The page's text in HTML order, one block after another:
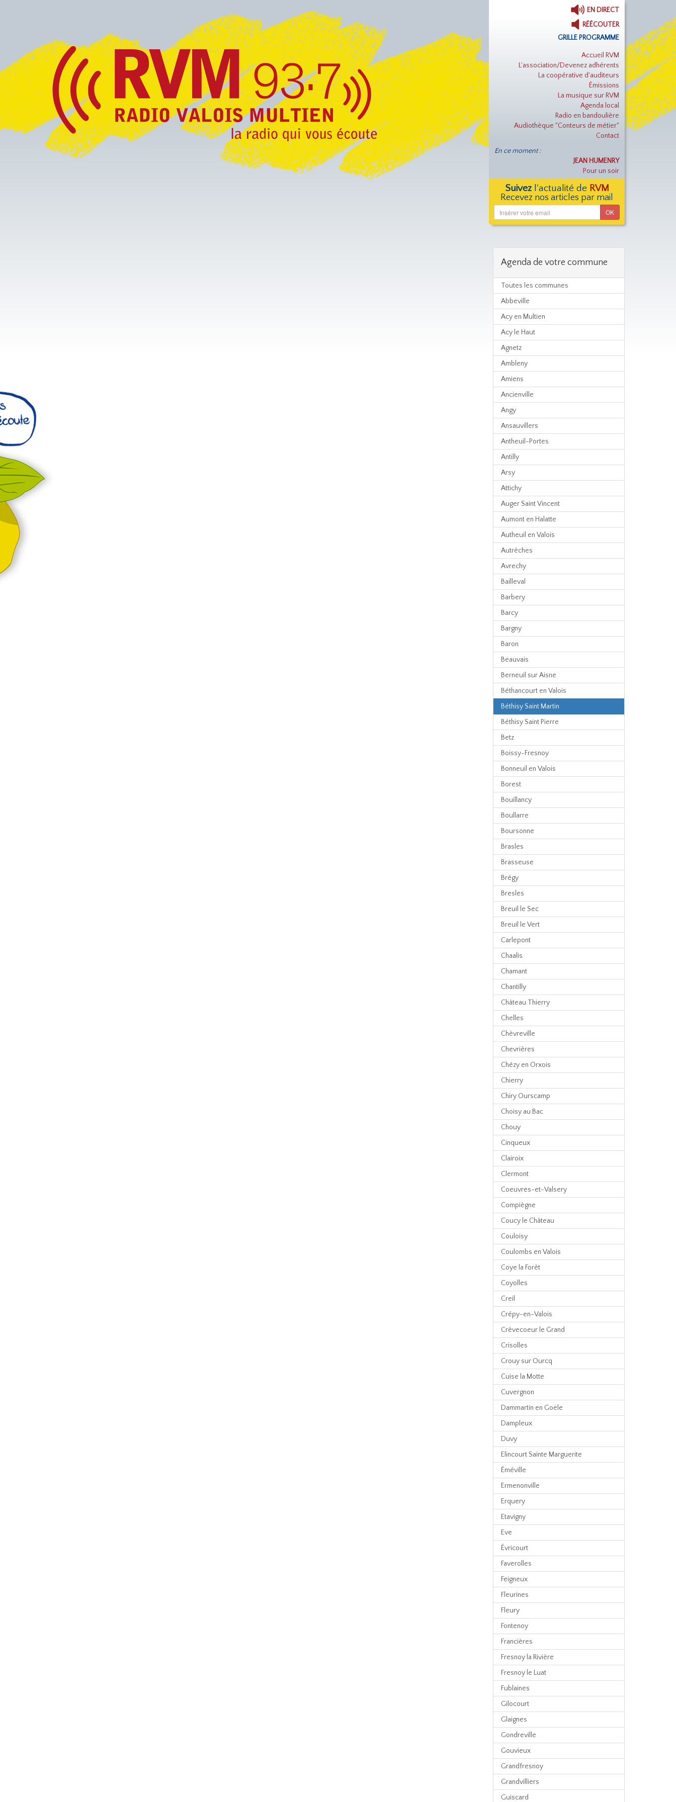
EN DIRECT
RÉÉCOUTER
GRILLE PROGRAMME
Accueil RVM
L'association/Devenez adhérents
La coopérative d'auditeurs
Émissions
La musique sur RVM
Agenda local
Radio en bandoulière
Audiothèque "Conteurs de métier"
Contact
En ce moment :
JEAN HUMENRY
Pour un soir
Suivezl'actualité de RVM
Recevez nos articles par mail
Agenda de votre commune
Toutes les communes
Abbeville
Acy en Multien
Acy le Haut
Agnetz
Ambleny
Amiens
Ancienville
Angy
Ansauvillers
Antheuil-Portes
Antilly
Arsy
Attichy
Auger Saint Vincent
Aumont en Halatte
Autheuil en Valois
Autrêches
Avrechy
Bailleval
Barbery
Barcy
Bargny
Baron
Beauvais
Berneuil sur Aisne
Béthancourt en Valois
Béthisy Saint Martin
Béthisy Saint Pierre
Betz
Boissy-Fresnoy
Bonneuil en Valois
Borest
Bouillancy
Boullarre
Boursonne
Brasles
Brasseuse
Brégy
Bresles
Breuil le Sec
Breuil le Vert
Carlepont
Chaalis
Chamant
Chantilly
Château Thierry
Chelles
Chèvreville
Chevrières
Chézy en Orxois
Chierry
Chiry Ourscamp
Choisy au Bac
Chouy
Cinqueux
Clairoix
Clermont
Coeuvres-et-Valsery
Compiègne
Coucy le Château
Couloisy
Coulombs en Valois
Coye la Forêt
Coyolles
Creil
Crépy-en-Valois
Crèvecoeur le Grand
Crisolles
Crouy sur Ourcq
Cuise la Motte
Cuvergnon
Dammartin en Goële
Dampleux
Duvy
Elincourt Sainte Marguerite
Éméville
Ermenonville
Erquery
Etavigny
Eve
Évricourt
Faverolles
Feigneux
Fleurines
Fleury
Fontenoy
Francières
Fresnoy la Rivière
Fresnoy le Luat
Fublaines
Gilocourt
Glaignes
Gondreville
Gouvieux
Grandfresnoy
Grandvilliers
Guiscard